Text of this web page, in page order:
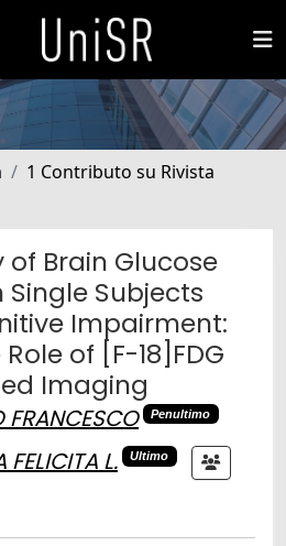
1 Contributo su Rivista
Brain Glucose
Subjects
Impairment:
of [F-18]FDG
Imaging
FRANCESCO Penultimo
FELICITA L. Ultimo